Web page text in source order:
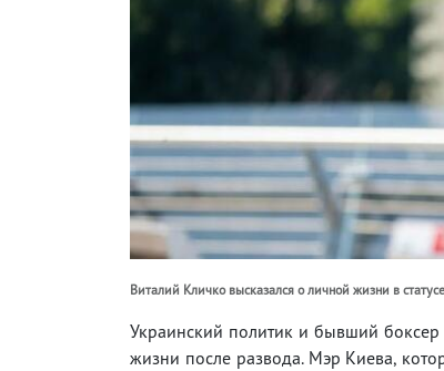
Виталий Кличко высказался о личной жизни в
Украинский политик и бывший
жизни после развода. Мэр Киева,